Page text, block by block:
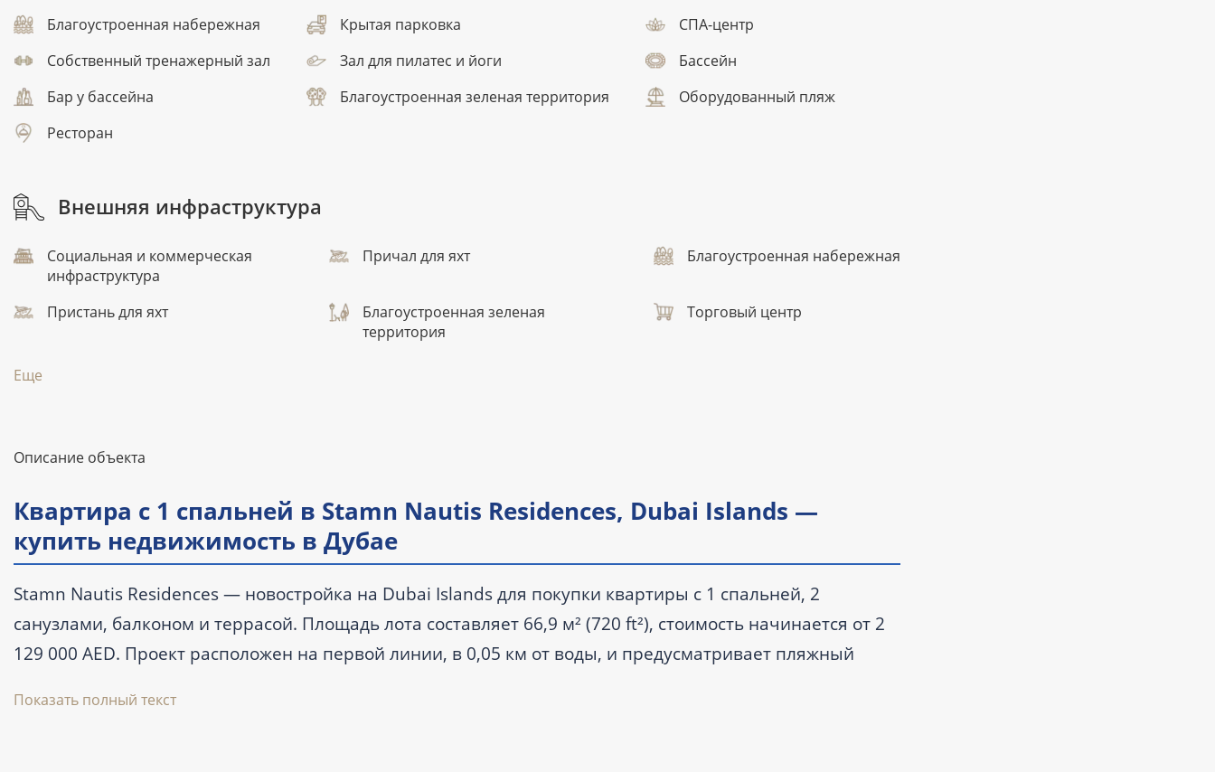
Благоустроенная набережная
Крытая парковка
СПА-центр
Собственный тренажерный зал
Зал для пилатес и йоги
Бассейн
Бар у бассейна
Благоустроенная зеленая территория
Оборудованный пляж
Ресторан
Внешняя инфраструктура
Социальная и коммерческая
инфраструктура
Причал для яхт Благоустроенная набережная
Пристань для яхт
Благоустроенная зеленая
территория
Торговый центр
Еще
Описание объекта
Квартира с 1 спальней в Stamn Nautis Residences, Dubai Islands —
купить недвижимость в Дубае
Stamn Nautis Residences — новостройка на Dubai Islands для покупки квартиры с 1 спальней, 2
санузлами, балконом и террасой. Площадь лота составляет 66,9 м² (720 ft²), стоимость начинается от 2
129 000 AED. Проект расположен на первой линии, в 0,05 км от воды, и предусматривает пляжный
Показать полный текст